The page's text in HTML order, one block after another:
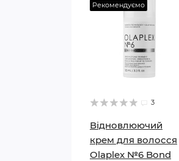
Рекомендуємо
3
Відновлюючий
крем для волосся
Olaplex №6 Bond